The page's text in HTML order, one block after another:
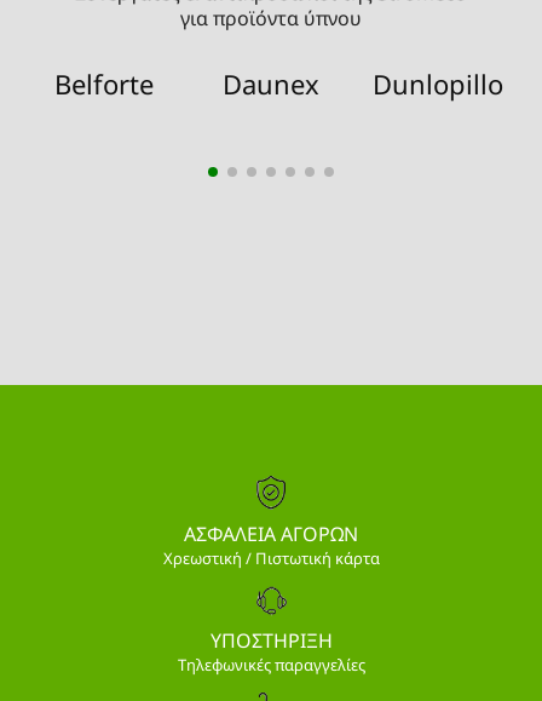
για προϊόντα ύπνου
Belforte Daunex Dunlopillo
ΑΣΦΑΛΕΙΑ ΑΓΟΡΩΝ
Χρεωστική / Πιστωτική κάρτα
ΥΠΟΣΤΗΡΙΞΗ
Τηλεφωνικές παραγγελίες